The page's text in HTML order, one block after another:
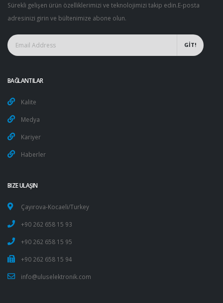
Sürekli gelişen ürün özelliklerimizi ve teknolojimizi takip edin.E-posta
adresinizi girin ve bültenimize abone olun.
GİT!
BAĞLANTILAR
Kalite
Medya
Kariyer
Haberler
BIZE ULAŞIN
Çayırova-Kocaeli/Turkey
+90 262 658 15 93
+90 262 658 15 95
+90 262 658 15 94
info@uluselektronik.com